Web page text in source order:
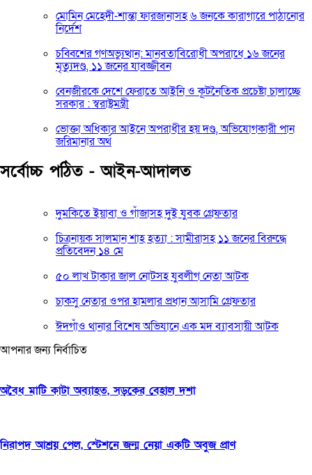
মোমিন মেহেদী-শান্তা ফারজানাসহ ৬ জনকে কারাগারে পাঠানোর
নির্দেশ
চব্বিশের গণঅভ্যুত্থান: মানবতাবিরোধী অপরাধে ১৬ জনের
মৃত্যুদণ্ড, ১১ জনের যাবজ্জীবন
বেনজীরকে দেশে ফেরাতে আইনি ও কূটনৈতিক প্রচেষ্টা চালাচ্ছে
সরকার : স্বরাষ্ট্রমন্ত্রী
ভোক্তা অধিকার আইনে অপরাধীর হয় দণ্ড, অভিযোগকারী পান
জরিমানার অর্থ
সর্বোচ্চ পঠিত - আইন-আদালত
দুমকিতে ইয়াবা ও গাঁজাসহ দুই যুবক গ্রেফতার
চিত্রনায়ক সালমান শাহ হত্যা : সামীরাসহ ১১ জনের বিরুদ্ধে
প্রতিবেদন ১৪ মে
৫০ লাখ টাকার জাল নোটসহ যুবলীগ নেতা আটক
চাকসু নেতার ওপর হামলার প্রধান আসামি গ্রেফতার
ঈদগাঁও থানার বিশেষ অভিযানে এক মদ ব্যাবসায়ী আটক
আপনার জন্য নির্বাচিত
অবৈধ মাটি কাটা অব্যাহত, সড়কের বেহাল দশা
নিরাপদ আশ্রয় পেল, স্টেশনে জন্ম নেয়া একটি অবুজ প্রাণ